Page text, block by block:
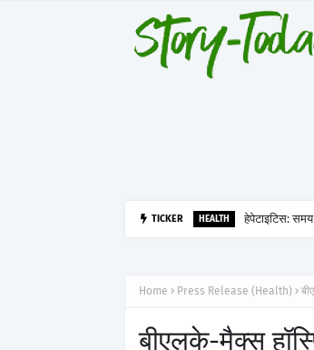
TICKER HEALTH हेपेटाइटिस:
Home Press Release (Health)
बीएलके-मैक्स